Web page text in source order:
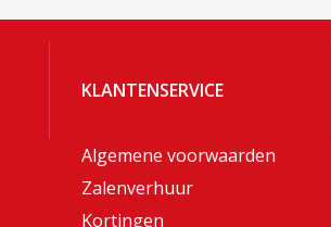
KLANTENSERVICE
Algemene voorwaarden
Zalenverhuur
Kortingen